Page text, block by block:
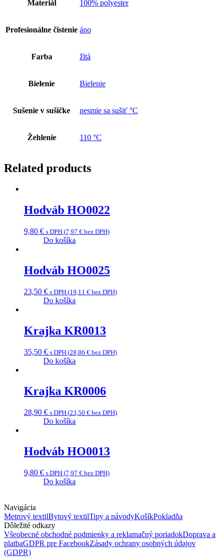
Materiál 100% polyester
Profesionálne čistenie áno
Farba žltá
Bielenie Bielenie
Sušenie v sušičke nesmie sa sušiť °C
Žehlenie 110 °C
Related products
Hodváb HO0022
9,80 € s DPH (7,97 € bez DPH)
Do košíka
Hodváb HO0025
23,50 € s DPH (19,11 € bez DPH)
Do košíka
Krajka KR0013
35,50 € s DPH (28,86 € bez DPH)
Do košíka
Krajka KR0006
28,90 € s DPH (23,50 € bez DPH)
Do košíka
Hodváb HO0013
9,80 € s DPH (7,97 € bez DPH)
Do košíka
Navigácia
Metrový textilBytový textilTipy a návodyKošíkPokladňa
Dôležité odkazy
Všeobecné obchodné podmienky a reklamačný poriadokDoprava a
platbaGDPR pre FacebookZásady ochrany osobných údajov
(GDPR)